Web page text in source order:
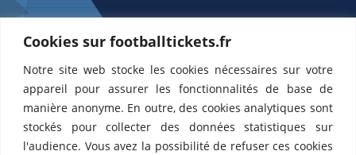
Cookies sur footballtickets.fr
Notre site web stocke les cookies nécessaires sur votre
appareil pour assurer les fonctionnalités de base de
manière anonyme. En outre, des cookies analytiques sont
stockés pour collecter des données statistiques sur
l'audience. Vous avez la possibilité de refuser ces cookies
ETTS 365 SL, Rambla de Catalunya 38, 8, 1, 08007 Barcelone, Espagne |